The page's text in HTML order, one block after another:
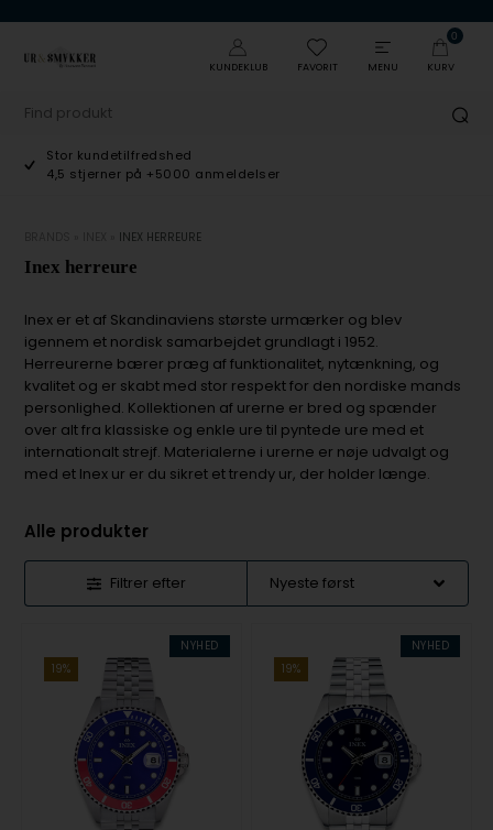
KUNDEKLUB FAVORIT MENU
0
KURV
Stor kundetilfredshed
4,5 stjerner på +5000 anmeldelser
INEX HERREURE
Inex herreure
Inex er et af Skandinaviens største urmærker og blev
igennem et nordisk samarbejdet grundlagt i 1952.
Herreurerne bærer præg af funktionalitet, nytænkning, og
kvalitet og er skabt med stor respekt for den nordiske mands
personlighed. Kollektionen af urerne er bred og spænder
over alt fra klassiske og enkle ure til pyntede ure med et
internationalt strejf. Materialerne i urerne er nøje udvalgt og
med et Inex ur er du sikret et trendy ur, der holder længe.
Alle produkter
Filtrer efter
NYHED
19%
NYHED
19%